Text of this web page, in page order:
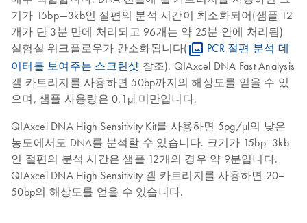
기가 15bp—3kb인 절편의 분석 시간이 최소화되어(샘플 12
개가 단 3분 만에 처리되고 96개는 약 25분 안에 처리됨)
실험실 워크플로우가 간소화됩니다(
PCR 절편 분석 데
이터를 보여주는 스크린샷 참조). QIAxcel DNA Fast Analysis
겔 카트리지를 사용하면 50bp까지의 해상도를 얻을 수 있
으며, 샘플 사용량은 0.1μl 미만입니다.
QIAxcel DNA High Sensitivity Kit를 사용하면 5pg/μl의 낮은
농도에서도 DNA를 분석할 수 있습니다. 크기가 15bp–3kb
인 절편의 분석 시간은 샘플 12개의 경우 약 9분입니다.
QIAxcel DNA High Sensitivity 겔 카트리지를 사용하면 20–
50bp의 해상도를 얻을 수 있습니다.